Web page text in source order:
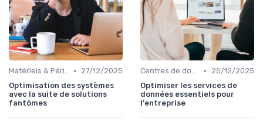
Matériels & Périphériques •
27/12/2025
Optimisation des systèmes
avec la suite de solutions
fantômes
Centres de données •
25/12/2025
Optimiser les services de
données essentiels pour
l'entreprise